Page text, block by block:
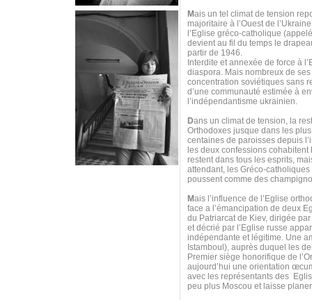
Mais un tel climat de tension
majoritaire à l’Ouest de
l’Eglise gréco-catholique
devient au fil du temps le
partir de 1946.
Interdite et annexée de force à
diaspora. Mais nombreux de
concentration soviétiques sans
d’une communauté estimée à
l’indépendantisme ukrainien.
Dans un climat de tension, la
Orthodoxes jusque dans les
centaines de paroisses depuis
les deux confessions
restent dans tous les esprits,
attendant, les Gréco-
poussent comme des
Mais l’influence de l’Eglise
face a l’émancipation de deux
du Patriarcat de Kiev, dirigée
et décrié par l’Eglise russe
indépendante et légitime. Une
Istamboul), auprès duquel les
Premier siège honorifique de
aujourd’hui une orientation
avec les représentants des
peu plus Moscou et laisse